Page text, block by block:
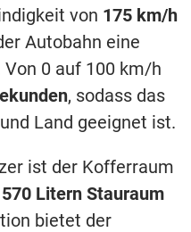
von 175 km/h
Autobahn eine
0 auf 100 km/h
, sodass das
Land geeignet ist.
ist der Kofferraum
570 Litern Stauraum
bietet der